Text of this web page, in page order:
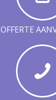
OFFERTE